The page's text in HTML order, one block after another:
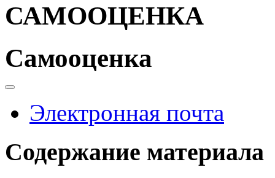
САМООЦЕНКА
Самооценка
Электронная почта
Содержание материала